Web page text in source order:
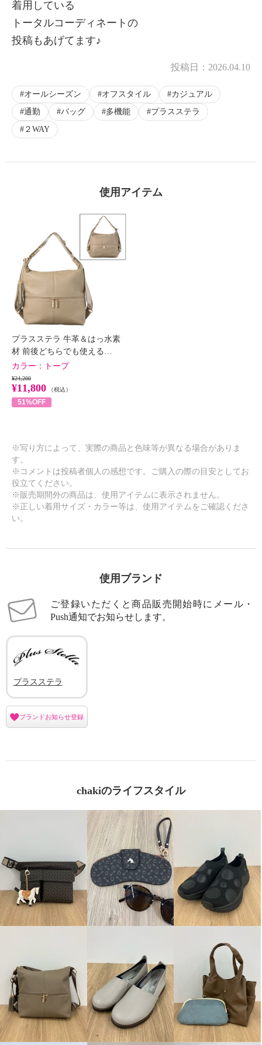
着用している
トータルコーディネートの
投稿もあげてます♪
投稿日： 2026.04.10
オールシーズン オフスタイル
カジュアル
通勤
バッグ 多機能
プラスステラ
２WAY
使用アイテム
プラスステラ 牛革＆はっ水素
材 前後どちらでも使える…
カラー：
トープ
¥24,200
¥11,800 （税込）
51%OFF
※写り方によって、実際の商品と色味等が異なる場合がありま
す。
※コメントは投稿者個人の感想です。ご購入の際の目安としてお
役立てください。
※販売期間外の商品は、使用アイテムに表示されません。
※正しい着用サイズ・カラー等は、使用アイテムをご確認くださ
い。
使用ブランド
ご登録いただくと商品販売開始時にメール・
Push通知でお知らせします。
プラスステラ
ブランドお知らせ登録
chakiのライフスタイル